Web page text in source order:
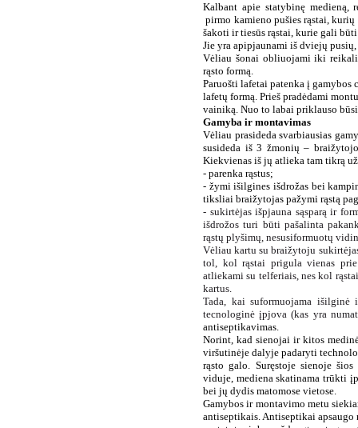
Kalbant apie statybinę
pirmo kamieno pušies rąstai,
šakoti ir tiesūs rąstai, kurie gali
Jie yra apipjaunami iš dviejų
Vėliau šonai obliuojami iki
rąsto formą.
Paruošti lafetai patenka į gamybos
lafetų formą. Prieš pradėdami
vainiką. Nuo to labai priklauso
Gamyba ir montavimas
Vėliau prasideda svarbiausias
susideda iš 3 žmonių –
Kiekvienas iš jų atlieka tam tikrą
- parenka rąstus;
- žymi išilgines išdrožas bei
tiksliai braižytojas pažymi rąstą
- sukirtėjas išpjauna sąsparą ir
išdrožos turi būti pašalinta
rąstų plyšimų, nesusiformuotų
Vėliau kartu su braižytoju
tol, kol rąstai prigula vienas
atliekami su telferiais, nes kol
kartus.
Tada, kai suformuojama
tecnologinė įpjova (kas yra
antiseptikavimas.
Norint, kad sienojai ir kitos
viršutinėje dalyje padaryti
rąsto galo. Suręstoje sienoje
viduje, mediena skatinama trūkti
bei jų dydis matomose vietose.
Gamybos ir montavimo metu
antiseptikais. Antiseptikai apsaugo